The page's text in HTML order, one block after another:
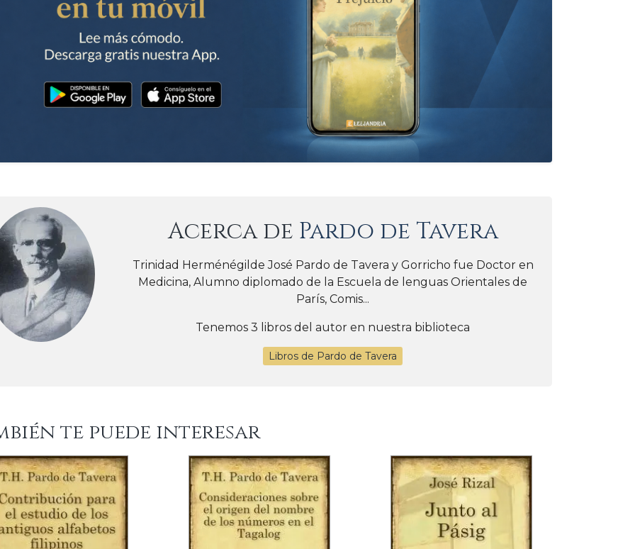
Acerca de Pardo de Tavera
Trinidad Herménégilde José Pardo de Tavera y Gorricho fue Doctor en
Medicina, Alumno diplomado de la Escuela de lenguas Orientales de
París, Comis...
Tenemos 3 libros del autor en nuestra biblioteca
Libros de Pardo de Tavera
te puede interesar